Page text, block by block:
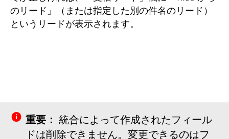
のリード」（または指定した別の件名のリード）
というリードが表示されます。
重要： 統合によって作成されたフィール
ドは削除できません。変更できるのはフ